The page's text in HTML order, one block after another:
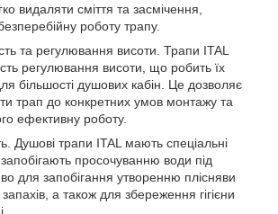
видаляти сміття та засмічення,
роботу трапу.
та регулювання висоти. Трапи ITAL
регулювання висоти, що робить їх
більшості душових кабін. Це дозволяє
трап до конкретних умов монтажу та
ефективну роботу.
Душові трапи ITAL мають спеціальні
запобігають просочуванню води під
для запобігання утворенню плісняви
а також для збереження гігієни